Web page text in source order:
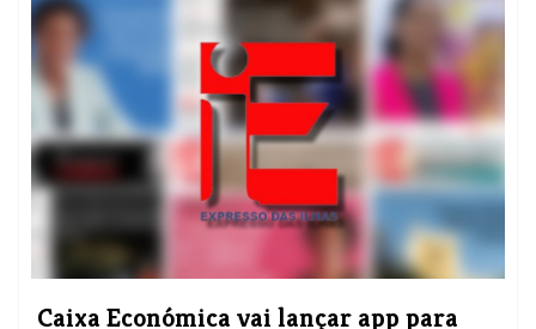
Caixa Económica vai lançar app para